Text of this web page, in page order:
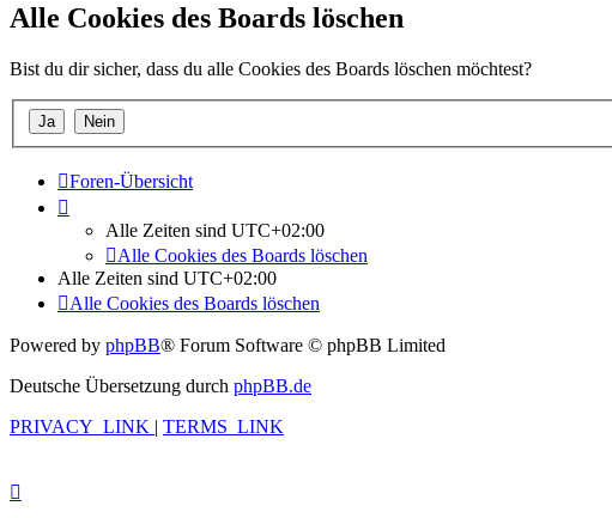
Alle Cookies des Boards löschen
Bist du dir sicher, dass du alle Cookies des Boards löschen möchtest?
Foren-Übersicht
Alle Zeiten sind UTC+02:00
Alle Cookies des Boards löschen
Alle Zeiten sind UTC+02:00
Alle Cookies des Boards löschen
Powered by phpBB® Forum Software © phpBB Limited
Deutsche Übersetzung durch phpBB.de
PRIVACY_LINK | TERMS_LINK